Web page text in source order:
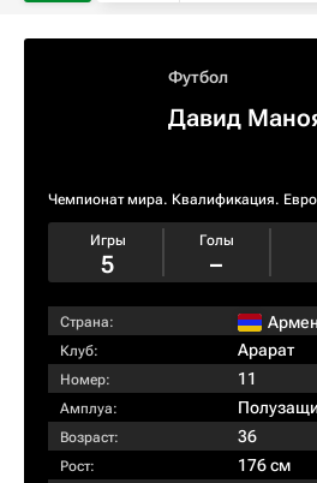
Футбол
Давид
Чемпионат мира. Квалификация.
Игры
5
Голы
–
Страна:
Клуб: Арарат
Номер: 11
Амплуа:
Возраст: 36
Рост: 176 см